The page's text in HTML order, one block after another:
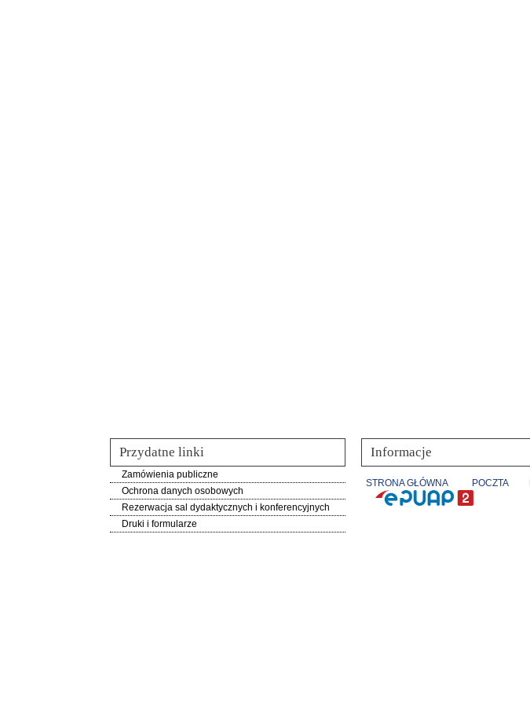
Przydatne linki
Zamówienia publiczne
Ochrona danych osobowych
Rezerwacja sal dydaktycznych i konferencyjnych
Druki i formularze
Informacje
STRONA GŁÓWNA POCZTA